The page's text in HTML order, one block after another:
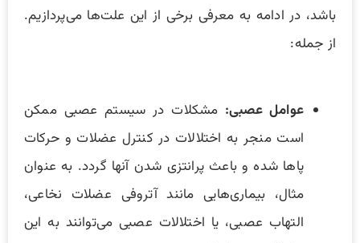
باشد، در ادامه به معرفی برخی از این علت‌ها می‌پردازیم.
از جمله:
عوامل عصبی: مشکلات در سیستم عصبی ممکن
است منجر به اختلالات در کنترل عضلات و حرکات
پاها شده و باعث پرانتزی شدن آنها گردد. به عنوان
مثال، بیماری‌هایی مانند آتروفی عضلات نخاعی،
التهاب عصبی، یا اختلالات عصبی می‌توانند به این